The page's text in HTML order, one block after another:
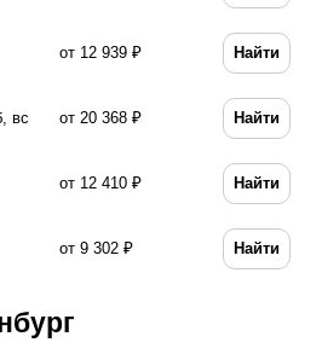
от 12 939 ₽ Найти
вс от 20 368 ₽ Найти
от 12 410 ₽ Найти
от 9 302 ₽ Найти